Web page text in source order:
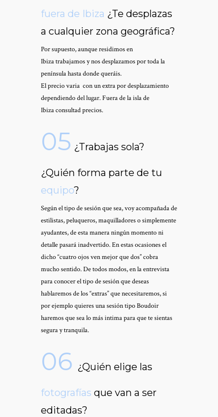
fuera de Ibiza ¿Te desplazas
a cualquier zona geográfica?
Por supuesto, aunque residimos en
Ibiza trabajamos y nos desplazamos por toda la
península hasta donde queráis.
El precio varia con un extra por desplazamiento
dependiendo del lugar. Fuera de la isla de
Ibizaconsultadprecios.
05 ¿Trabajas sola?
¿Quién forma parte de tu
equipo?
Según el tipo de sesión que sea, voy acompañada de
estilistas, peluqueros, maquilladores o simplemente
ayudantes, de esta manera ningún momento ni
detalle pasará inadvertido. En estas ocasiones el
dicho “cuatro ojos ven mejor que dos” cobra
mucho sentido. De todos modos, en la entrevista
para conocer el tipo de sesión que deseas
hablaremos de los “extras” que necesitaremos, si
por ejemplo quieres una sesión tipo Boudoir
haremos que sea lo más intima para que te sientas
segura y tranquila.
06 ¿Quién elige las
fotografías que van a ser
editadas?